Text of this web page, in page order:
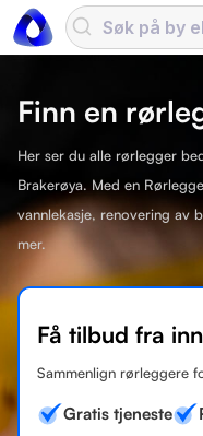
Finn en
Her ser du alle rørlegger
Brakerøya. Med en
vannlekasje, renovering av
mer.
Få tilbud fra
Sammenlign rørleggere
Gratis tjeneste